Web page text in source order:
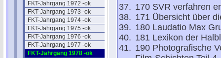
FKT-Jahrgang 1972 -ok
FKT-Jahrgang 1973 -ok
FKT-Jahrgang 1974 -ok
FKT-Jahrgang 1975 -ok
FKT-Jahrgang 1976 -ok
FKT-Jahrgang 1977 -ok
FKT-Jahrgang 1978 -ok
170 SVR verfahren
171 Übersicht über
180 Laudatio Max
181 Lexikon der
190 Photografische